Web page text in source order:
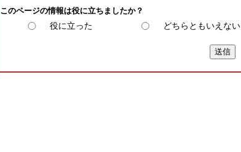
このページの情報は役に立ちましたか？
役に立った どちらともいえない